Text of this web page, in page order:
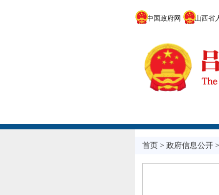
中国政府网 山西省人
首页> 政府信息公开